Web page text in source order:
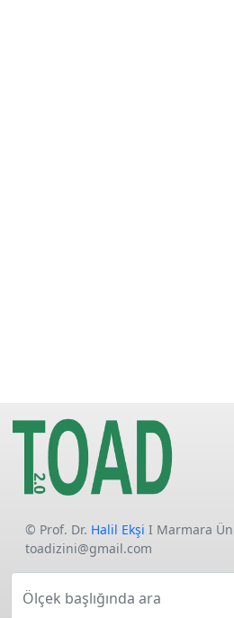
© Prof. Dr. Halil Ekşi I Marmara
toadizini@gmail.com
Ölçek başlığında ara